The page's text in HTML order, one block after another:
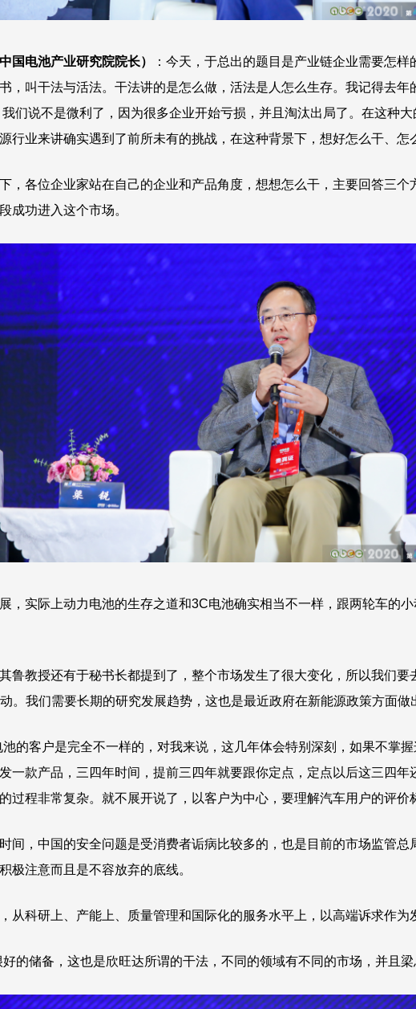
国电池产业研究院院长）
：今天，于总出的题目是产业链企业需要怎样
叫干法与活法。干法讲的是怎么做，活法是人怎么生存。我记得去年
们说不是微利了，因为很多企业开始亏损，并且淘汰出局了。在这种
行业来讲确实遇到了前所未有的挑战，在这种背景下，想好怎么干、怎
，各位企业家站在自己的企业和产品角度，想想怎么干，主要回答三
成功进入这个市场。
，实际上动力电池的生存之道和3C电池确实相当不一样，跟两轮车的
鲁教授还有于秘书长都提到了，整个市场发生了很大变化，所以我们
。我们需要长期的研究发展趋势，这也是最近政府在新能源政策方面
的客户是完全不一样的，对我来说，这几年体会特别深刻，如果不掌
一款产品，三四年时间，提前三四年就要跟你定点，定点以后这三四
过程非常复杂。就不展开说了，以客户为中心，要理解汽车用户的评价
间，中国的安全问题是受消费者诟病比较多的，也是目前的市场监管
极注意而且是不容放弃的底线。
从科研上、产能上、质量管理和国际化的服务水平上，以高端诉求作
的储备，这也是欣旺达所谓的干法，不同的领域有不同的市场，并且